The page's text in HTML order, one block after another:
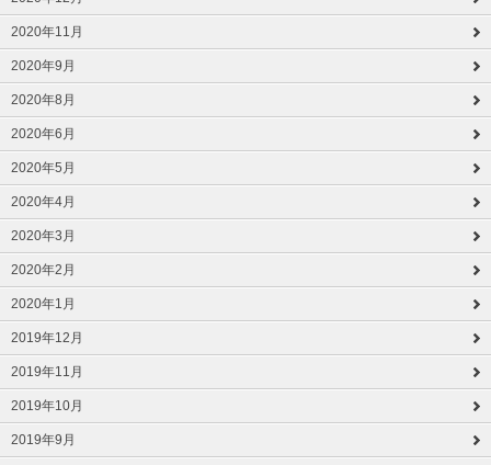
2020年11月
2020年9月
2020年8月
2020年6月
2020年5月
2020年4月
2020年3月
2020年2月
2020年1月
2019年12月
2019年11月
2019年10月
2019年9月